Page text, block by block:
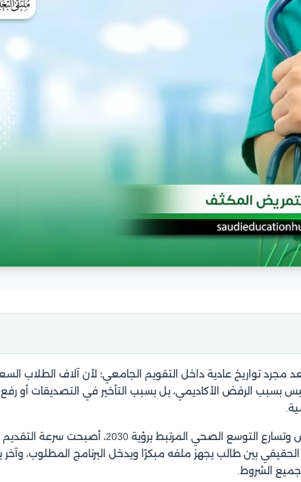
مجرد تواريخ عادية داخل التقويم الجامعي؛ لأن آلاف الطلاب
بسبب الرفض الأكاديمي، بل بسبب التأخير في التصديقات أو
ومع ارتفاع الطلب الخليجي على التمريض وتسارع التوسع الصحي المرتبط برؤية 2030،
الحقيقي بين طالب يجهز ملفه مبكرًا ويدخل البرنامج المطلوب،
جميع الشروط.